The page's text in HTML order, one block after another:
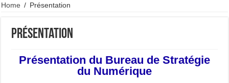
Home / Présentation
Présentation
Présentation du Bureau de Stratégie
du Numérique